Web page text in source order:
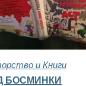
и Книги
БОСМИНКИ